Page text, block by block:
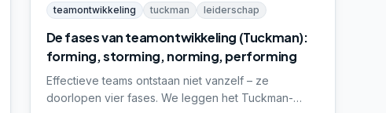
teamontwikkeling tuckman leiderschap
De fases van teamontwikkeling (Tuckman):
forming, storming, norming, performing
Effectieve teams ontstaan niet vanzelf – ze
doorlopen vier fases. We leggen het Tuckman-